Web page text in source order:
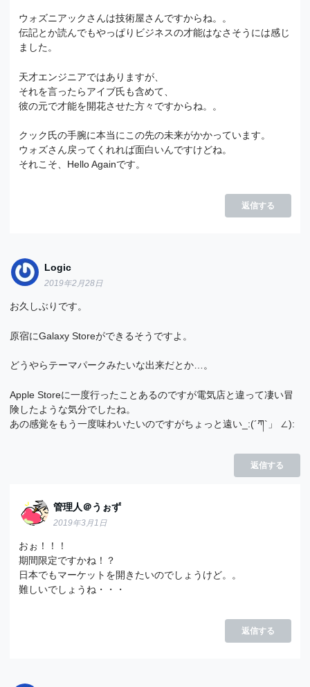
ウォズニアックさんは技術屋さんですからね。。
伝記とか読んでもやっぱりビジネスの才能はなさそうには感じ
ました。
天才エンジニアではありますが、
それを言ったらアイブ氏も含めて、
彼の元で才能を開花させた方々ですからね。。
クック氏の手腕に本当にこの先の未来がかかっています。
ウォズさん戻ってくれれば面白いんですけどね。
それこそ、Hello Againです。
返信する
Logic
2019年2月28日
お久しぶりです。
原宿にGalaxy Storeができるそうですよ。
どうやらテーマパークみたいな出来だとか…。
Apple Storeに一度行ったことあるのですが電気店と違って凄い冒
険したような気分でしたね。
あの感覚をもう一度味わいたいのですがちょっと遠い_:(´ཀ`」 ∠):
返信する
管理人＠うぉず
2019年3月1日
おぉ！！！
期間限定ですかね！？
日本でもマーケットを開きたいのでしょうけど。。
難しいでしょうね・・・
返信する